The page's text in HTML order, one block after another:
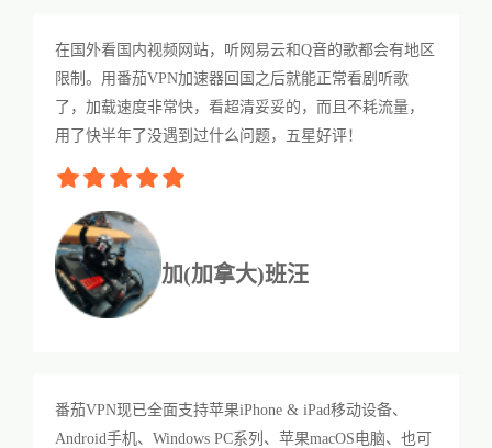
在国外看国内视频网站，听网易云和Q音的歌都会有地区
限制。用番茄VPN加速器回国之后就能正常看剧听歌
了，加载速度非常快，看超清妥妥的，而且不耗流量，
用了快半年了没遇到过什么问题，五星好评！
加(加拿大)班汪
番茄VPN现已全面支持苹果iPhone & iPad移动设备、
Android手机、Windows PC系列、苹果macOS电脑、也可